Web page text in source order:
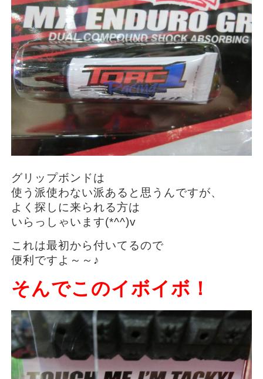
グリップボンドは
使う派使わない派あると思うんですが、
よく探しに来られる方は
いらっしゃいます(*^^)v
これは最初から付いてるので
便利ですよ～～♪
そんでこのイボイボ！